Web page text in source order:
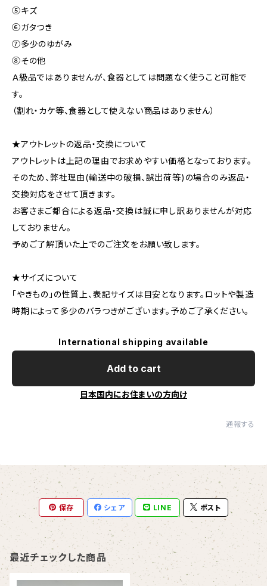
⑤キズ
⑥ガタつき
⑦多少のゆがみ
⑧その他
Ａ級品ではありませんが、食器としては問題なく使うこと可能で
す。
（割れ・カケ等、食器として使えない商品はありません）
★アウトレットの返品・交換について
アウトレットは上記の理由でお求めやすい価格となっております。
そのため、弊社理由(輸送中の破損、誤出荷等)の場合のみ返品・
交換対応をさせて頂きます。
お客さまご都合による返品・交換は誠に申し訳ありませんが対応
しておりません。
予めご了解頂いた上でのご注文をお願い致します。
★サイズについて
「やきもの」の性質上、表記サイズは目安となります。ロットや製造
時期によって多少のバラつきがございます。予めご了承ください。
International shipping available
Add to cart
日本国内にお住まいの方向け
通報する
保存 シェア LINE ポスト
最近チェックした商品